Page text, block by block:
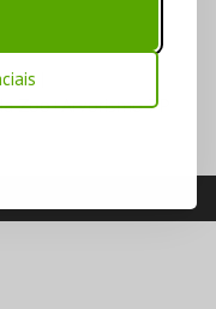
Zoo+Arvorismo 7P